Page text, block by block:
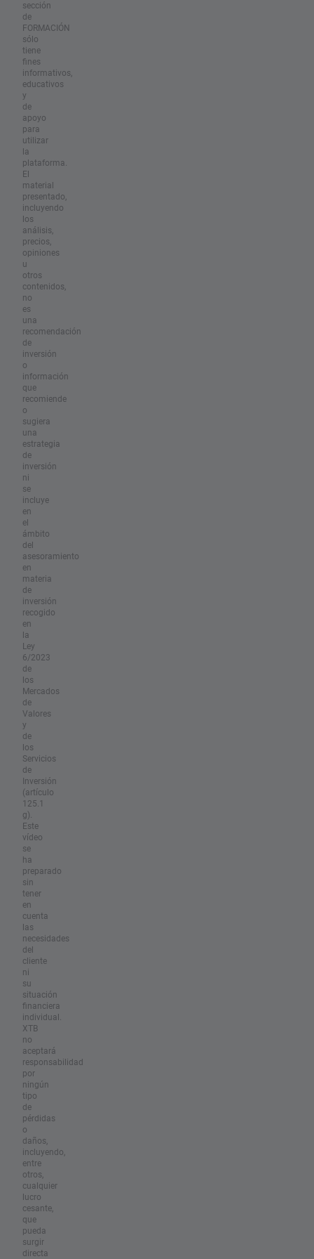
sección
de
FORMACIÓN
sólo
tiene
fines
informativos,
educativos
y
de
apoyo
para
utilizar
la
plataforma.
El
material
presentado,
incluyendo
los
análisis,
precios,
opiniones
u
otros
contenidos,
no
es
una
recomendación
de
inversión
o
información
que
recomiende
o
sugiera
una
estrategia
de
inversión
ni
se
incluye
en
el
ámbito
del
asesoramiento
en
materia
de
inversión
recogido
en
la
Ley
6/2023
de
los
Mercados
de
Valores
y
de
los
Servicios
de
Inversión
(artículo
125.1
g).
Este
vídeo
se
ha
preparado
sin
tener
en
cuenta
las
necesidades
del
cliente
ni
su
situación
financiera
individual.
XTB
no
aceptará
responsabilidad
por
ningún
tipo
de
pérdidas
o
daños,
incluyendo,
entre
otros,
cualquier
lucro
cesante,
que
pueda
surgir
directa